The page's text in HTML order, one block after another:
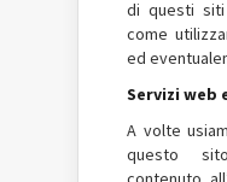
di questi
come
ed
Servizi web
A volte
questo